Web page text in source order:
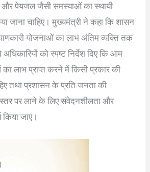
और पेयजल जैसी समस्याओं का स्थायी
जाना चाहिए। मुख्यमंत्री ने कहा कि शासन
योजनाओं का लाभ अंतिम व्यक्ति तक
अधिकारियों को स्पष्ट निर्देश दिए कि आम
लाभ प्राप्त करने में किसी प्रकार की
तथा प्रशासन के प्रति जनता की
पर लाने के लिए संवेदनशीलता और
किया जाए।